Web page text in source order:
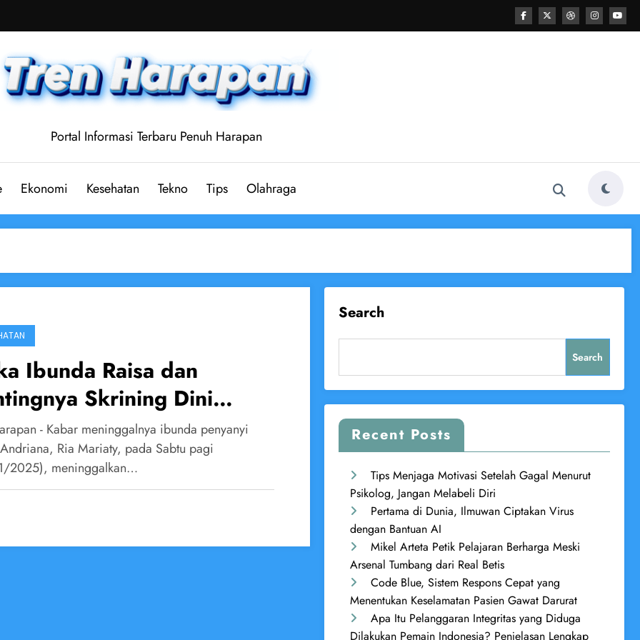
Portal Informasi Terbaru Penuh Harapan
Ekonomi Kesehatan Tekno Tips Olahraga
Ibunda Raisa dan
Skrining Dini
Paru
- Kabar meninggalnya ibunda penyanyi
Ria Mariaty, pada Sabtu pagi
2025), meninggalkan…
Search
Search
Recent Posts
Tips Menjaga Motivasi Setelah Gagal Menurut
Psikolog, Jangan Melabeli Diri
Pertama di Dunia, Ilmuwan Ciptakan Virus
dengan Bantuan AI
Mikel Arteta Petik Pelajaran Berharga Meski
Arsenal Tumbang dari Real Betis
Code Blue, Sistem Respons Cepat yang
Menentukan Keselamatan Pasien Gawat Darurat
Apa Itu Pelanggaran Integritas yang Diduga
Dilakukan Pemain Indonesia? Penjelasan Lengkap